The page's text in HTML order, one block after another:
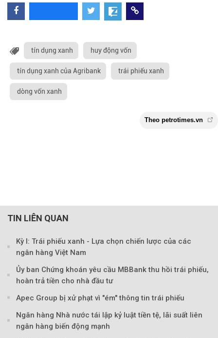
tín dụng xanh huy động vốn
tín dụng xanh của Agribank trái phiếu xanh
dòng vốn xanh
TIN LIÊN QUAN
Kỳ I: Trái phiếu xanh - Lựa chọn chiến lược của các
ngân hàng Việt Nam
Ủy ban Chứng khoán yêu cầu MBBank thu hồi trái phiếu,
hoàn trả tiền cho nhà đầu tư
Apec Group bị xử phạt vì "ém" thông tin trái phiếu
Ngân hàng Nhà nước tái lập kỷ luật tiền tệ, lãi suất liên
ngân hàng biến động mạnh